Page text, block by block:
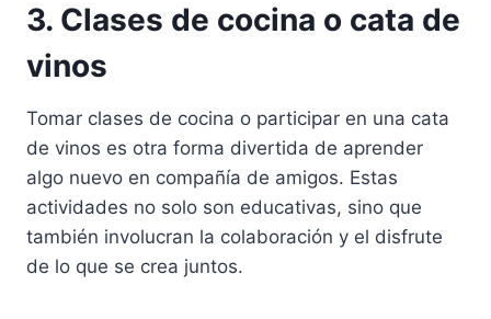
3. Clases de cocina o cata de
vinos
Tomar clases de cocina o participar en una cata
de vinos es otra forma divertida de aprender
algo nuevo en compañía de amigos. Estas
actividades no solo son educativas, sino que
también involucran la colaboración y el disfrute
de lo que se crea juntos.